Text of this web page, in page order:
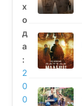
х
о
д
а
:
2
0
0